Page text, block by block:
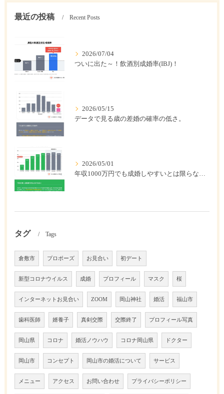
最近の投稿 Recent Posts
2026/07/04
ついに出た～！飲酒別成婚率(IBJ)！
2026/05/15
データで見る歳の差婚の確率の低さ。
2026/05/01
年収1000万円でも成婚しやすいとは限らない? 「年収帯別の成婚率」のリアル
タグ Tags
倉敷市 プロポーズ お見合い 初デート
新型コロナウイルス 成婚 プロフィール マスク 桜
インターネットお見合い ZOOM 岡山神社 婚活 福山市
歯科医師 婿養子 真剣交際 交際終了 プロフィール写真
岡山県 コロナ 婚活ノウハウ コロナ岡山県 ドクター
岡山市 コンセプト 岡山市の婚活について サービス
メニュー アクセス お問い合わせ プライバシーポリシー